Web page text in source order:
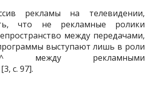
рекламы на телевидении,
что не реклам­ные ролики
между передачами,
выступают лишь в роли
между рекламными
с. 97].